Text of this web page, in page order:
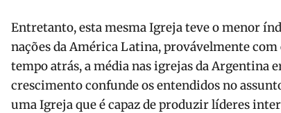
Entretanto, esta mesma Igreja teve o menor
nações da América Latina, provávelmente
tempo atrás, a média nas igrejas da Argentina
crescimento con­funde os entendidos no
uma Igreja que é capaz de produzir líderes